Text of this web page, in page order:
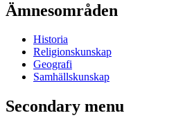
Ämnesområden
Historia
Religionskunskap
Geografi
Samhällskunskap
Secondary menu